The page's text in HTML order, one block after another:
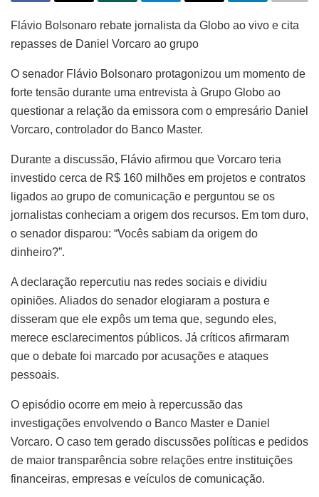
Flávio Bolsonaro rebate jornalista da Globo ao vivo e cita
repasses de Daniel Vorcaro ao grupo
O senador Flávio Bolsonaro protagonizou um momento de
forte tensão durante uma entrevista à Grupo Globo ao
questionar a relação da emissora com o empresário Daniel
Vorcaro, controlador do Banco Master.
Durante a discussão, Flávio afirmou que Vorcaro teria
investido cerca de R$ 160 milhões em projetos e contratos
ligados ao grupo de comunicação e perguntou se os
jornalistas conheciam a origem dos recursos. Em tom duro,
o senador disparou: “Vocês sabiam da origem do
dinheiro?”.
A declaração repercutiu nas redes sociais e dividiu
opiniões. Aliados do senador elogiaram a postura e
disseram que ele expôs um tema que, segundo eles,
merece esclarecimentos públicos. Já críticos afirmaram
que o debate foi marcado por acusações e ataques
pessoais.
O episódio ocorre em meio à repercussão das
investigações envolvendo o Banco Master e Daniel
Vorcaro. O caso tem gerado discussões políticas e pedidos
de maior transparência sobre relações entre instituições
financeiras, empresas e veículos de comunicação.